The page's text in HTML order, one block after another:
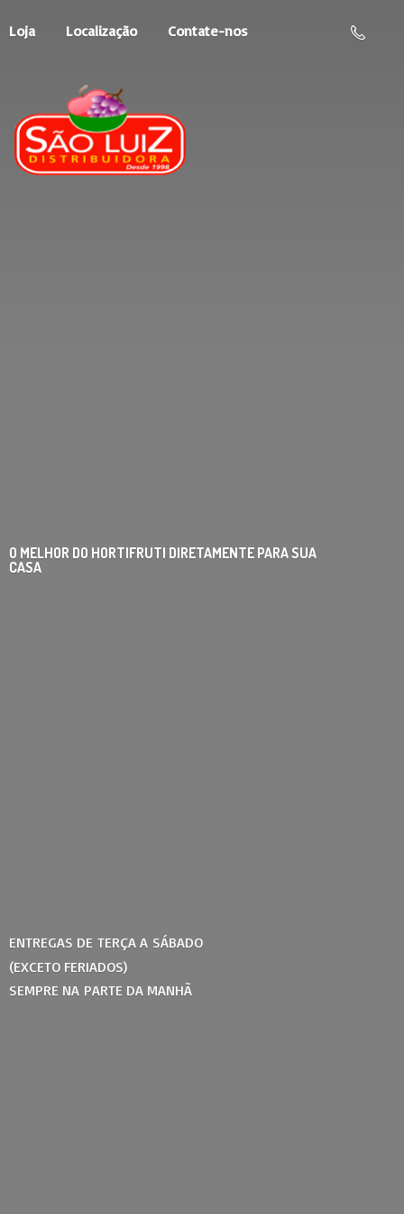
Loja Localização Contate-nos
O MELHOR DO HORTIFRUTI DIRETAMENTE PARASUA
CASA
ENTREGAS DE TERÇA A SÁBADO
(EXCETO FERIADOS)
SEMPRE NA PARTE DA MANHÃ